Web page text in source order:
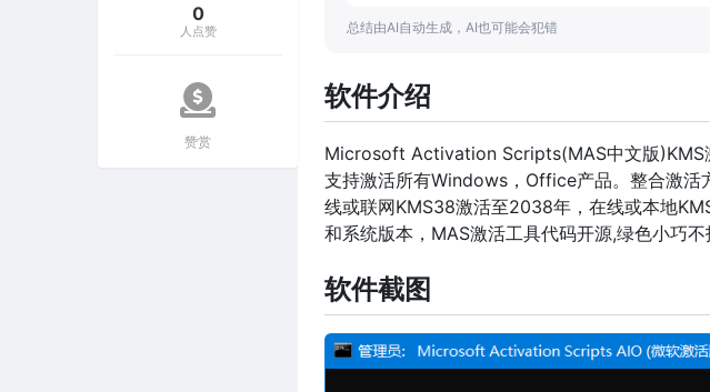
0
人点赞
赞赏
总结由AI自动生成，AI也可能会犯错
软件介绍
Microsoft Activation Scripts(MAS中文版)KMS
支持激活所有Windows，Office产品。整合激活
线或联网KMS38激活至2038年，在线或本地
和系统版本，MAS激活工具代码开源,绿色小巧不
软件截图